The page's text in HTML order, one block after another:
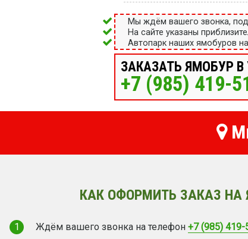
Мы ждём вашего звонка,
На сайте указаны
Автопарк наших ямобуров
ЗАКАЗАТЬ ЯМОБУР
+7 (985) 419-
КАК ОФОРМИТЬ ЗАКАЗ НА
1 Ждём вашего звонка на телефон +7 (985) 419-